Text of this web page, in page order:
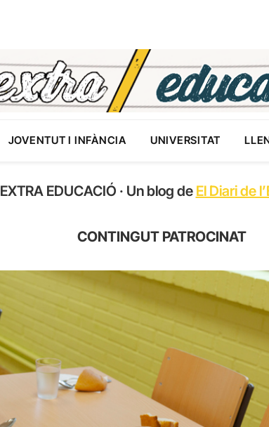
JOVENTUT I INFÀNCIA UNIVERSITAT
EXTRA EDUCACIÓ · Un blog de El Diari de
CONTINGUT PATROCINAT